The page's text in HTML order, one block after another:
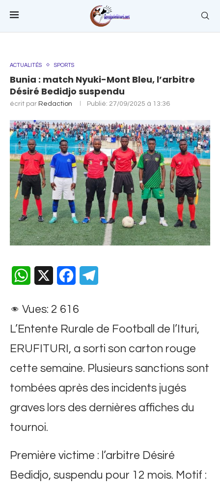
ACTUALITÉS SPORTS
Bunia : match Nyuki-Mont Bleu, l’arbitre
Désiré Bedidjo suspendu
écrit par Redaction Publié: 27/09/2025 à 13:36
WhatsApp Facebook
Vues: 2 616
L’Entente Rurale de Football de l’Ituri,
ERUFITURI, a sorti son carton rouge
cette semaine. Plusieurs sanctions sont
tombées après des incidents jugés
graves lors des dernières affiches du
tournoi.
Première victime : l’arbitre Désiré
Bedidjo, suspendu pour 12 mois. Motif :